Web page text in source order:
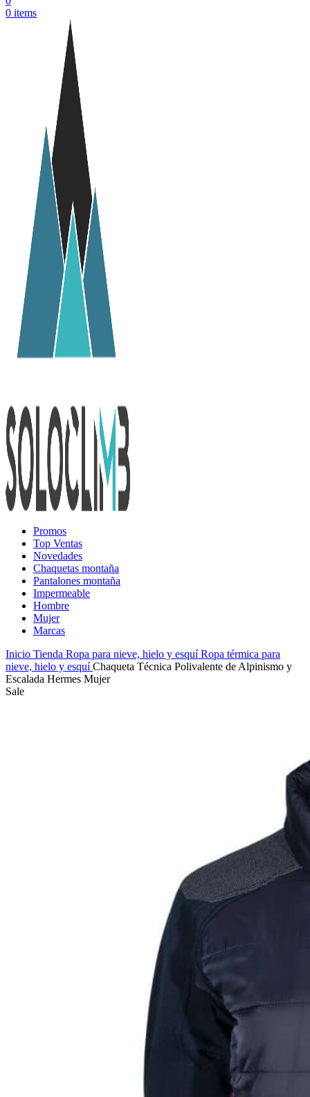
0 items
Promos
Top Ventas
Novedades
Chaquetas montaña
Pantalones montaña
Impermeable
Hombre
Mujer
Marcas
Inicio Tienda Ropa para nieve, hielo y esquíRopa térmica para
nieve, hielo y esquíChaqueta Técnica Polivalente de Alpinismo y
Escalada Hermes Mujer
Sale